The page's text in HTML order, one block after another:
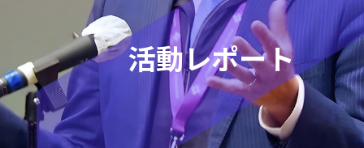
活動レポート